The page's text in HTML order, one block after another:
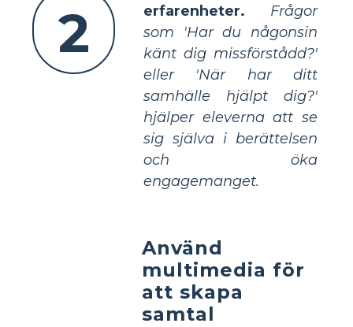
2
erfarenheter.
Frågor
som 'Har du någonsin
känt dig missförstådd?'
eller 'När har ditt
samhälle hjälpt dig?'
hjälper eleverna att se
sig själva i berättelsen
och öka
engagemanget.
Använd
multimedia för
att skapa
samtal